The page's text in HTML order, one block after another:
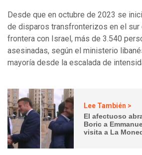
Desde que en octubre de 2023 se
de disparos transfronterizos en el sur
frontera con Israel, más de 3.540
asesinadas, según el ministerio
mayoría desde la escalada de
Lee También >
El afectuoso
Boric a
visita a La